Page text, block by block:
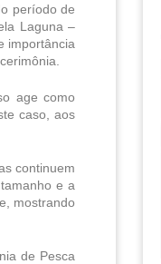
período de
Laguna –
importância
age como
caso, aos
continuem
e a
mostrando
de Pesca